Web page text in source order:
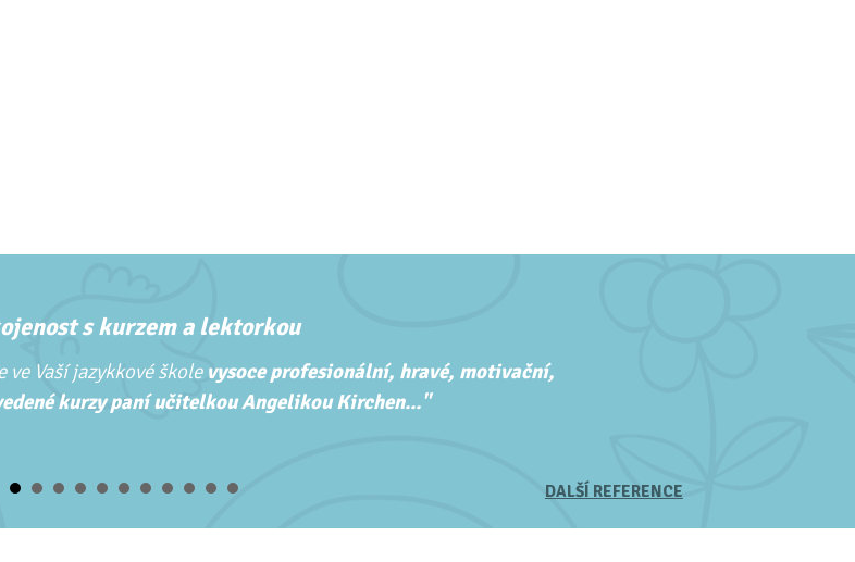
s kurzem a lektorkou
ve Vaší jazykkové škole vysoce profesionální, hravé, motivační,
kurzy paní učitelkou Angelikou Kirchen..."
DALŠÍ REFERENCE